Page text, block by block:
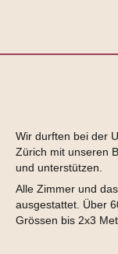
Wir durften bei der
Zürich mit unseren
und unterstützen.
Alle Zimmer und
ausgestattet. Über
Grössen bis 2x3